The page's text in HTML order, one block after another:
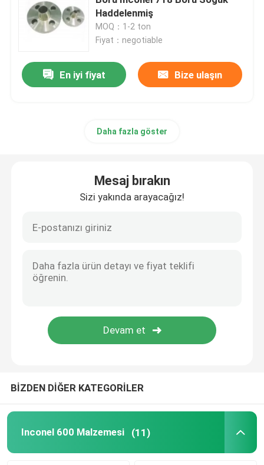
Incoloy 800 H
Incoloy 800HT
Monel Alaşım 400
Haddelenmiş
MOQ：1-2 ton
Fiyat：negotiable
En iyi fiyat Bize ulaşın
Daha fazla göster
Mesaj bırakın
Sizi yakında arayacağız!
BİZDEN DİĞER KATEGORİLER
Inconel 600 Malzemesi (11)